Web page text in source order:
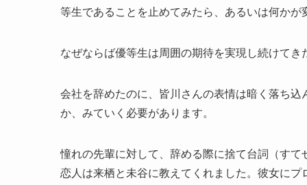
等生であることを止めてみたら、あるいは何かが
なぜならば優等生は周囲の期待を実現し続けてき
会社を辞めたのに、皆川さんの表情は暗く落ち
か、みていく必要があります。
憧れの先輩に対して、辞める際に捨て台詞（す
恋人は来栖と未谷に教えてくれました。彼女に